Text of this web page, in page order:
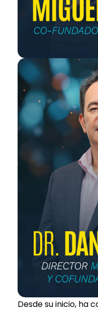
Desde su inicio, ha